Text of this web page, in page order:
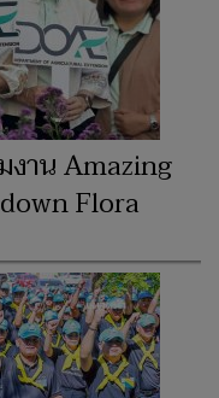
งาน Amazing
Flora